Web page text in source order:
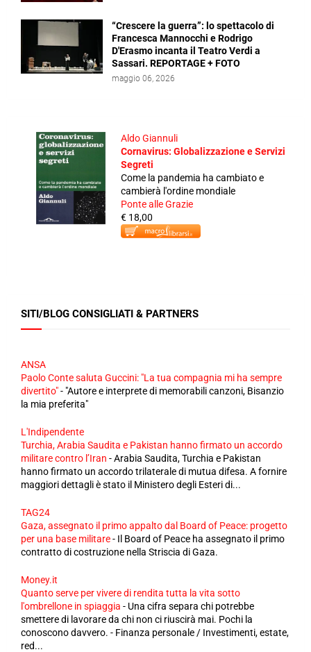
“Crescere la guerra”: lo spettacolo di
Francesca Mannocchi e Rodrigo
D'Erasmo incanta il Teatro Verdi a
Sassari. REPORTAGE + FOTO
maggio 06, 2026
Aldo Giannuli
Cornavirus: Globalizzazione e Servizi
Segreti
Come la pandemia ha cambiato e
cambierà l'ordine mondiale
Ponte alle Grazie
€ 18,00
SITI/BLOG CONSIGLIATI & PARTNERS
ANSA
Paolo Conte saluta Guccini: "La tua compagnia mi ha sempre
divertito"- "Autore e interprete di memorabili canzoni, Bisanzio
la mia preferita"
L'Indipendente
Turchia, Arabia Saudita e Pakistan hanno firmato un accordo
militare contro l’Iran -Arabia Saudita, Turchia e Pakistan
hanno firmato un accordo trilaterale di mutua difesa. A fornire
maggiori dettagli è stato il Ministero degli Esteri di...
TAG24
Gaza, assegnato il primo appalto dal Board of Peace: progetto
per una base militare- Il Board of Peace ha assegnato il primo
contratto di costruzione nella Striscia di Gaza.
Money.it
Quanto serve per vivere di rendita tutta la vita sotto
l'ombrellone in spiaggia - Una cifra separa chi potrebbe
smettere di lavorare da chi non ci riuscirà mai. Pochi la
conoscono davvero. - Finanza personale / Investimenti, estate,
red...